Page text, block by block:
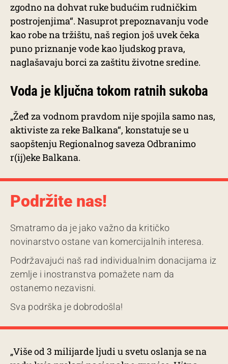
zgodno na dohvat ruke budućim rudničkim
postrojenjima“. Nasuprot prepoznavanju vode
kao robe na tržištu, naš region još uvek čeka
puno priznanje vode kao ljudskog prava,
naglašavaju borci za zaštitu životne sredine.
Voda je ključna tokom ratnih sukoba
„Žeđ za vodnom pravdom nije spojila samo nas,
aktiviste za reke Balkana“, konstatuje se u
saopštenju Regionalnog saveza Odbranimo
r(ij)eke Balkana.
Podržite nas!
Smatramo da je jako važno da kritičko
novinarstvo ostane van komercijalnih interesa.
Podržavajući naš rad individualnim donacijama iz
zemlje i inostranstva pomažete nam da
ostanemo nezavisni.
Sva podrška je dobrodošla!
„Više od 3 milijarde ljudi u svetu oslanja se na